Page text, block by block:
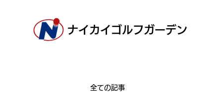
ナイカイゴルフガーデン
全ての記事